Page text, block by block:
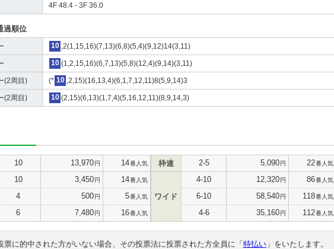
4F 48.4 - 3F 36.0
過順位
10 ,2(1,15,16)(7,13)(6,8)(5,4)(9,12)14(3,11)
10 (1,2,15,16)(6,7,13)(5,8)(12,4)(9,14)(3,11)
(2周目) (* 10 ,2,15)(16,13,4)(6,1,7,12,11)8(5,9,14)3
(2周目) 10 (2,15)(6,13)(1,7,4)(5,16,12,11)(8,9,14,3)
10 13,970円 14番人気
10 3,450円 14番人気
4 500円 5番人気
6 7,480円 16番人気
枠連 2-5 5,090円 22番人気
ワイド
4-10 12,320円 86番人気
6-10 58,540円 118番人気
4-6 35,160円 112番人気
票に的中された方がいない場合、その投票法に投票された方全員に「 特払い」をいたします。